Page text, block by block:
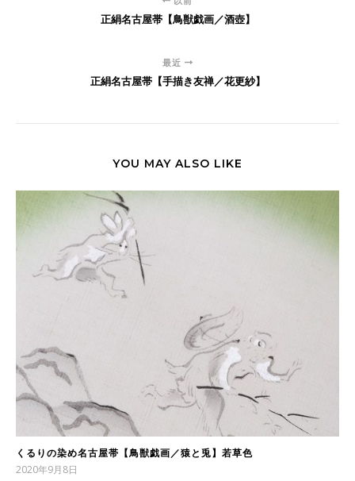
正絹名古屋帯【鳥獣戯画／酒壺】
最近
正絹名古屋帯【手描き友禅／花更紗】
YOU MAY ALSO LIKE
くるりの染め名古屋帯【鳥獣戯画／猿と兎】若草色
2020年9月8日